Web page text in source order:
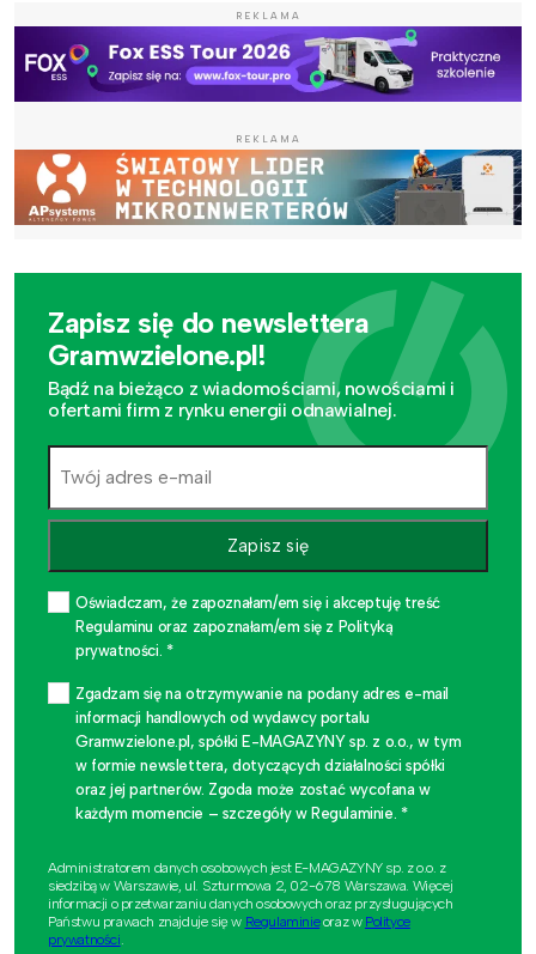
REKLAMA
REKLAMA
Zapisz się do newslettera
Gramwzielone.pl!
Bądź na bieżąco z wiadomościami, nowościami i
ofertami firm z rynku energii odnawialnej.
Zapisz się
Oświadczam, że zapoznałam/em się i akceptuję treść
Regulaminu oraz zapoznałam/em się z Polityką
prywatności. *
Zgadzam się na otrzymywanie na podany adres e-mail
informacji handlowych od wydawcy portalu
Gramwzielone.pl, spółki E-MAGAZYNY sp. z o.o., w tym
w formie newslettera, dotyczących działalności spółki
oraz jej partnerów. Zgoda może zostać wycofana w
każdym momencie – szczegóły w Regulaminie. *
Administratorem danych osobowych jest E-MAGAZYNY sp. z o.o. z
siedzibą w Warszawie, ul. Szturmowa 2, 02-678 Warszawa. Więcej
informacji o przetwarzaniu danych osobowych oraz przysługujących
Państwu prawach znajduje się w Regulaminieoraz w Polityce
prywatności